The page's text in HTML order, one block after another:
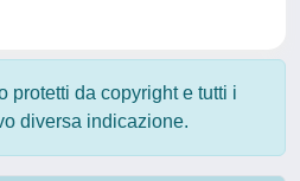
protetti da copyright e tutti i
diversa indicazione.